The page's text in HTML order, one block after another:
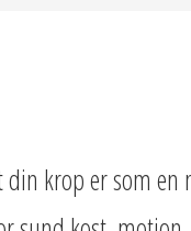
din krop er som en